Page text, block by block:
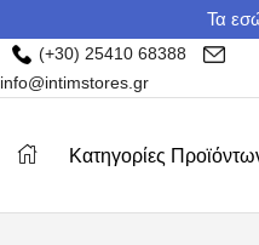
Τα
(+30) 25410 68388
info@intimstores.gr
Κατηγορίες